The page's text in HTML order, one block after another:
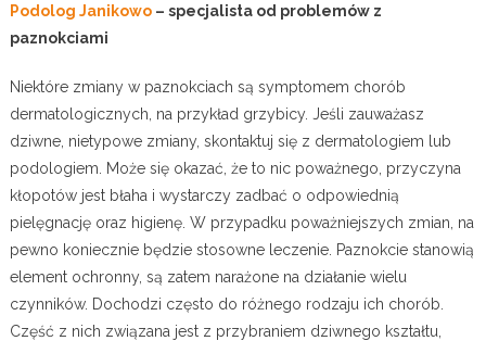
Podolog Janikowo– specjalista od problemów z
paznokciami
Niektóre zmiany w paznokciach są symptomem chorób
dermatologicznych, na przykład grzybicy. Jeśli zauważasz
dziwne, nietypowe zmiany, skontaktuj się z dermatologiem lub
podologiem. Może się okazać, że to nic poważnego, przyczyna
kłopotów jest błaha i wystarczy zadbać o odpowiednią
pielęgnację oraz higienę. W przypadku poważniejszych zmian, na
pewno koniecznie będzie stosowne leczenie. Paznokcie stanowią
element ochronny, są zatem narażone na działanie wielu
czynników. Dochodzi często do różnego rodzaju ich chorób.
Część z nich związana jest z przybraniem dziwnego kształtu,